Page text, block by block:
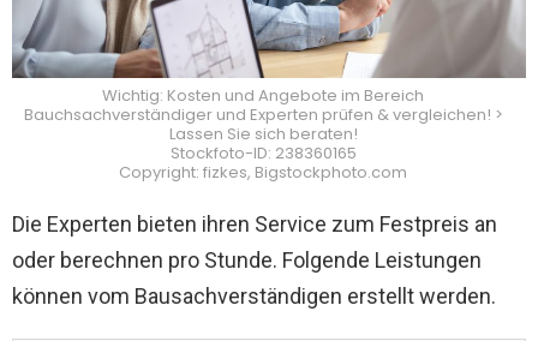
Wichtig: Kosten und Angebote im Bereich
Bauchsachverständiger und Experten prüfen & vergleichen! >
Lassen Sie sich beraten!
Stockfoto-ID: 238360165
Copyright: fizkes, Bigstockphoto.com
Die Experten bieten ihren Service zum Festpreis an
oder berechnen pro Stunde. Folgende Leistungen
können vom Bausachverständigen erstellt werden.